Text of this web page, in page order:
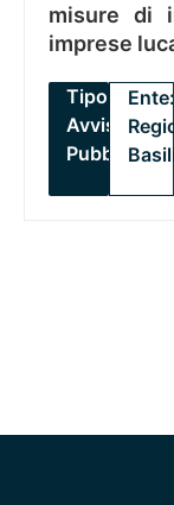
misure di
imprese
Tipo:
Avviso
Pubblico
Ente: